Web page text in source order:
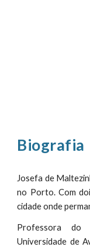
Biografia
Josefa de
no Porto. Com
cidade onde
Professora do
Universidade de